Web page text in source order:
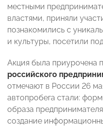
местными
властями, приняли
познакомились с
и культуры, посетили
Акция была приурочена
российского
отмечают в России 26
автопробега стали:
образа
создание